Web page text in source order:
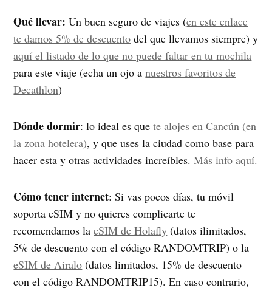
Qué llevar:Un buen seguro de viajes (en este enlace
te damos 5% de descuento del que llevamos siempre) y
aquí el listado de lo que no puede faltar en tu mochila
para este viaje (echa un ojo anuestros favoritos de
Decathlon)
Dónde dormir: lo ideal es quete alojes en Cancún (en
la zona hotelera), y que uses la ciudad como base para
hacer esta y otras actividades increíbles.Más info aquí.
Cómo tener internet: Si vas pocos días, tu móvil
soporta eSIM y no quieres complicarte te
recomendamos laeSIM de Holafly (datos ilimitados,
5% de descuento con el código RANDOMTRIP) o la
eSIM de Airalo (datos limitados, 15% de descuento
con el código RANDOMTRIP15). En caso contrario,